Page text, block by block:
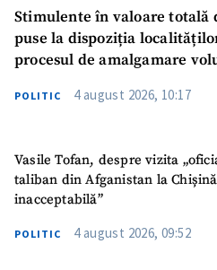
Stimulente în valoare totală
puse la dispoziția
procesul de amalgamare
POLITIC 4 august 2026, 10:17
Vasile Tofan, despre vizita
taliban din Afganistan la
inacceptabilă”
POLITIC 4 august 2026, 09:52
CITEȘTE